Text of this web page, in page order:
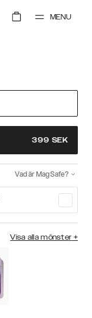
MENU
399 SEK
Vad är MagSafe?
Visa alla mönster +